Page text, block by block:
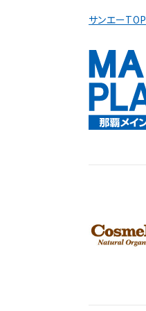
サンエーTOP